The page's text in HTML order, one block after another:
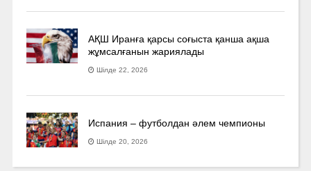
АҚШ Иранға қарсы соғыста қанша ақша
жұмсалғанын жариялады
Шілде 22, 2026
Испания – футболдан әлем чемпионы
Шілде 20, 2026